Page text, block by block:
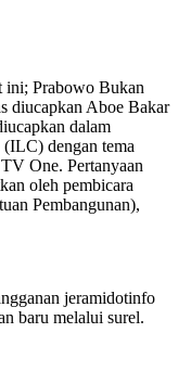
ini; Prabowo Bukan
diucapkan Aboe Bakar
dalam
dengan tema
One. Pertanyaan
oleh pembicara
Pembangunan),
jeramidotinfo
baru melalui surel.